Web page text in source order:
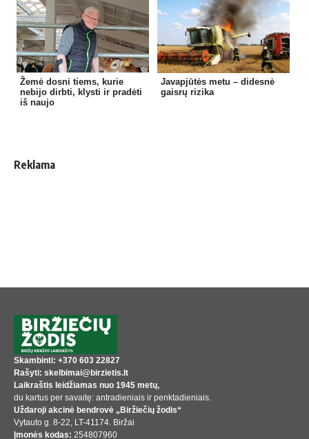
Žemė dosni tiems, kurie
nebijo dirbti, klysti ir pradėti
iš naujo
Javapjūtės metu – didesnė
gaisrų rizika
Reklama
Skambinti: +370 603 22827
Rašyti: skelbimai@birzietis.lt
Laikraštis leidžiamas nuo 1945 metų,
du kartus per savaitę: antradieniais ir penktadieniais.
Uždaroji akcinė bendrovė „Biržiečių žodis“
Vytauto g. 8-22, LT-41174. Biržai
Įmonės kodas: 254807960